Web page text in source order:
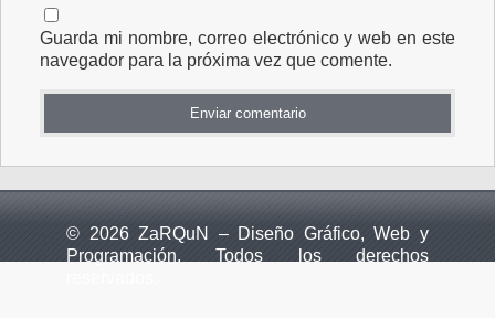
Guarda mi nombre, correo electrónico y web en este
navegador para la próxima vez que comente.
© 2026 ZaRQuN – Diseño Gráfico, Web y
Programación. Todos los derechos